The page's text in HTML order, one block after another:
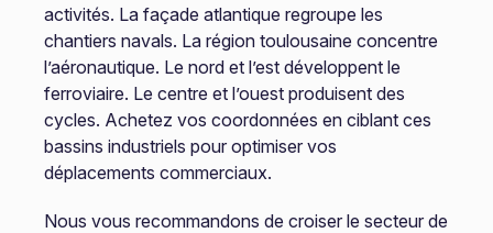
activités. La façade atlantique regroupe les
chantiers navals. La région toulousaine concentre
l’aéronautique. Le nord et l’est développent le
ferroviaire. Le centre et l’ouest produisent des
cycles. Achetez vos coordonnées en ciblant ces
bassins industriels pour optimiser vos
déplacements commerciaux.
Nous vous recommandons de croiser le secteur de